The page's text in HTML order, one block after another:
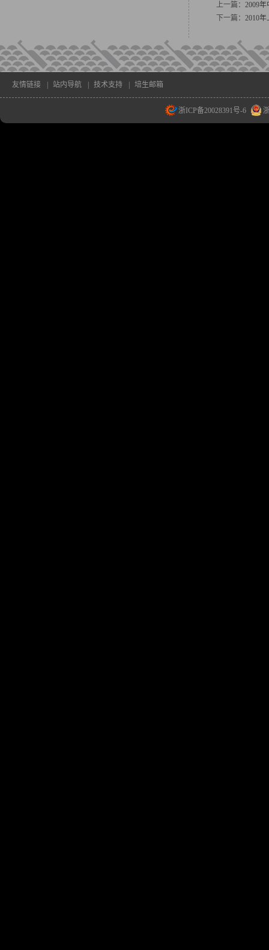
上一篇： 2009
下一篇： 2010
友情链接 站内导航 技术支持 培生邮箱
浙ICP备20028391号-6